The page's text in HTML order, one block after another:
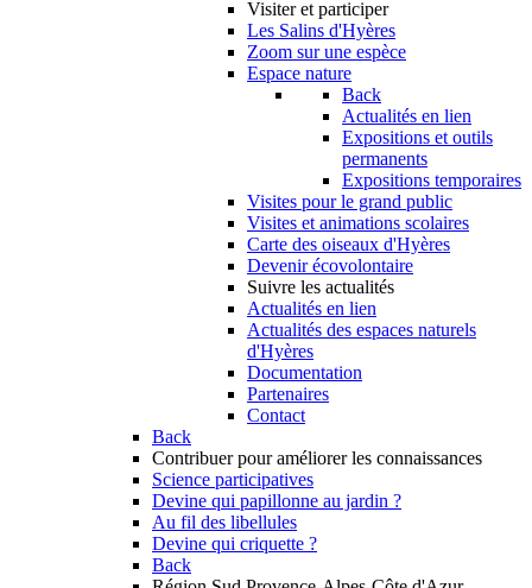
Visiter et participer
Les Salins d'Hyères
Zoom sur une espèce
Espace nature
Back
Actualités en lien
Expositions et outils
permanents
Expositions temporaires
Visites pour le grand public
Visites et animations scolaires
Carte des oiseaux d'Hyères
Devenir écovolontaire
Suivre les actualités
Actualités en lien
Actualités des espaces naturels
d'Hyères
Documentation
Partenaires
Contact
Back
Contribuer pour améliorer les connaissances
Science participatives
Devine qui papillonne au jardin ?
Au fil des libellules
Devine qui criquette ?
Back